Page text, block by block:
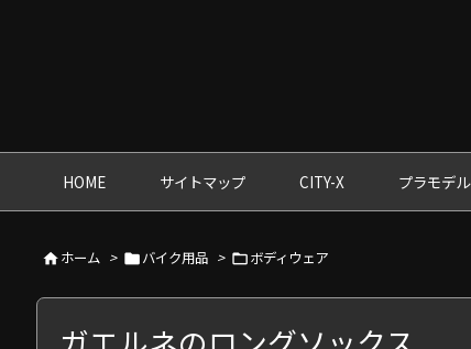
HOME サイトマップ CITY-X プラモデル
ホーム > バイク用品 > ボディウェア